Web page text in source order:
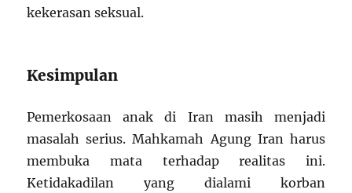
kekerasan seksual.
Kesimpulan
Pemerkosaan anak di Iran masih menjadi
masalah serius. Mahkamah Agung Iran harus
membuka mata terhadap realitas ini.
Ketidakadilan yang dialami korban